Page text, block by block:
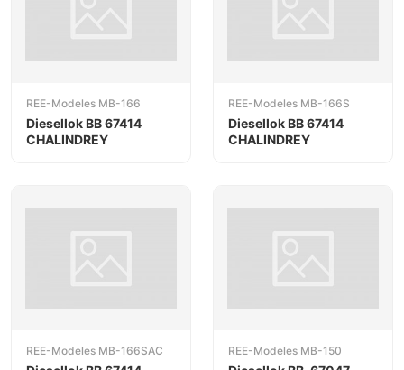
REE-Modeles MB-166
Diesellok BB 67414
CHALINDREY
REE-Modeles MB-166S
Diesellok BB 67414
CHALINDREY
REE-Modeles MB-166SAC REE-Modeles MB-150